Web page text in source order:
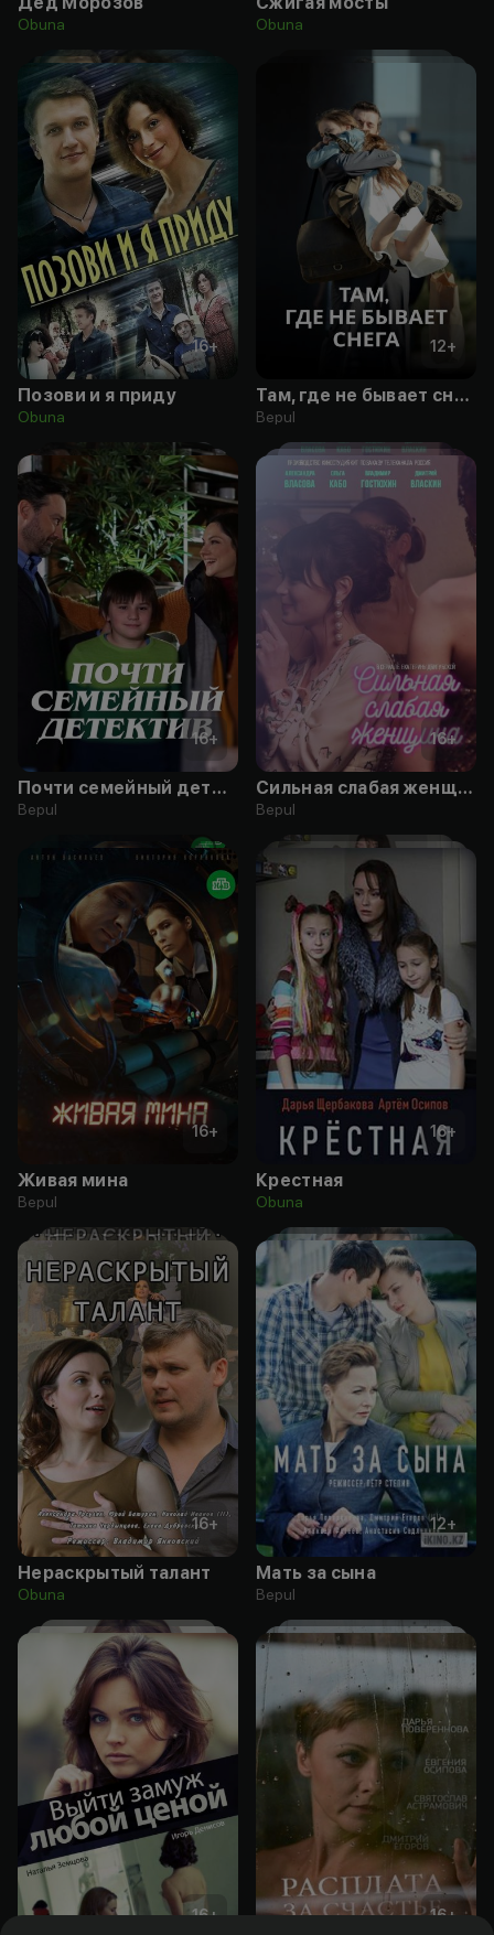
Obuna Obuna
16+
Позови и я приду
Obuna
12+
Там, где не бывает снега
Bepul
16+
Почти семейный детектив
Bepul
16+
Сильная слабая женщина
Bepul
16+
Живая мина
Bepul
16+
Крестная
Obuna
16+
Нераскрытый талант
Obuna
12+
Мать за сына
Bepul
16+ 16+